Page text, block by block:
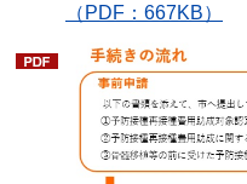
（PDF：667KB）